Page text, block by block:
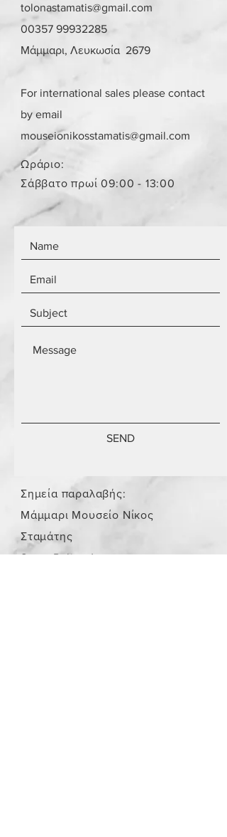
αντίστοιχα, μετά από επικοινωνία.
Γίνονται αποδεκτές επιστροφές
εντός 10 ημερών με επιβάρυνση
μεταφορικών από τον αγοραστή.
στην ίδια κατάσταση που έχει
Το κόστος παράδοσης για ένα
παραλήπτη παραμένει το ίδιο
αντικειμένων.
Τα αντικείμενα δεν είναι
καινούργια.
tolonastamatis@gmail.com
00357 99932285
Μάμμαρι, Λευκωσία 2679
For international sales please contact
by email
mouseionikosstamatis@gmail.com
Ωράριο:
Σάββατο πρωί 09:00 - 13:00
SEND
Σημεία παραλαβής:
Μάμμαρι Μουσείο Νίκος
Σταμάτης
Store Policy/